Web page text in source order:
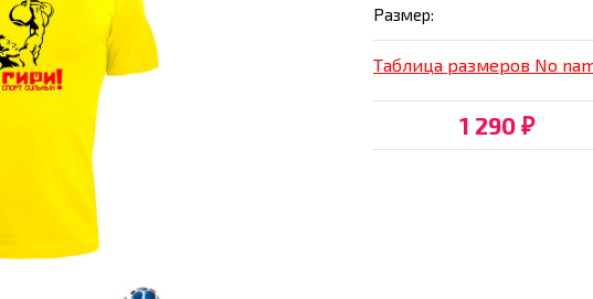
Размер:
Таблица размеров No
1 290 ₽